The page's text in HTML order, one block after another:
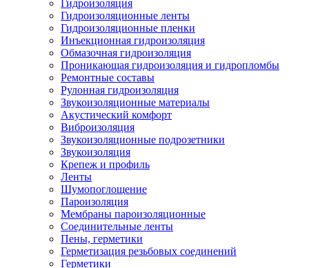
Гидроизоляция
Гидроизоляционные ленты
Гидроизоляционные пленки
Инъекционная гидроизоляция
Обмазочная гидроизоляция
Проникающая гидроизоляция и гидропломбы
Ремонтные составы
Рулонная гидроизоляция
Звукоизоляционные материалы
Акустический комфорт
Виброизоляция
Звукоизоляционные подрозетники
Звукоизоляция
Крепеж и профиль
Ленты
Шумопоглощение
Пароизоляция
Мембраны пароизоляционные
Соединительные ленты
Пены, герметики
Герметизация резьбовых соединений
Герметики